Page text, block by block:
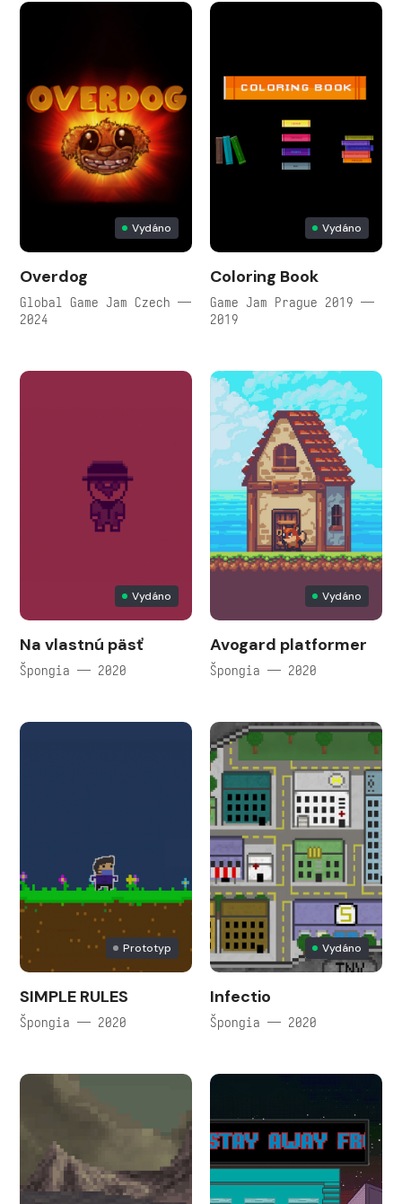
Vydáno
Overdog
Global Game Jam Czech —
2024
Vydáno
Coloring Book
Game Jam Prague 2019 —
2019
Vydáno
Na vlastnú päsť
Špongia — 2020
Vydáno
Avogard platformer
Špongia — 2020
Prototyp
SIMPLE RULES
Špongia — 2020
Vydáno
Infectio
Špongia — 2020